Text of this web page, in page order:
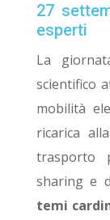
27
esperti
La
scientifico
mobilità
ricarica
trasporto
sharing e
temi